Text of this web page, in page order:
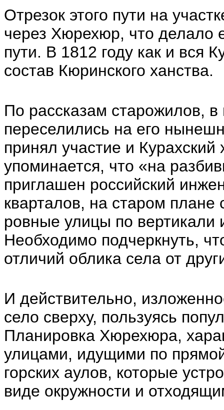
Отрезок этого пути на
через Хюрехюр, что делало
пути. В 1812 году как и вся
состав Кюринского ханства.
По рассказам старожилов,
переселились на его
принял участие и
упоминается, что «на
приглашен российский
кварталов, на старом плане
ровные улицы по вертикали
Необходимо подчеркнуть,
отличий облика села от
И действительно,
село сверху, пользуясь
Планировка Хюрехюра,
улицами, идущими по
горских аулов, которые
виде окружности и